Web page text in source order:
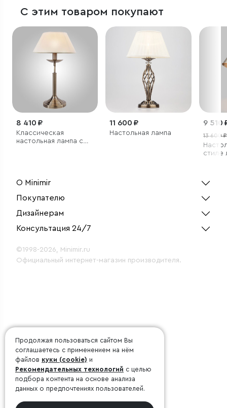
С этим товаром покупают
8 410 ₽
Классическая
настольная лампа с
11 600 ₽
Настольная лампа
9 510
13 600 ₽
стиле
О Minimir
Покупателю
Дизайнерам
Консультация 24/7
©1998-2026, Minimir.ru
Официальный интернет-магазин производителя.
Продолжая пользоваться сайтом Вы
соглашаетесь с применением на нём
файлов куки (cookie) и
Рекомендательных технологий с целью
подбора контента на основе анализа
данных о предпочтениях пользователей.